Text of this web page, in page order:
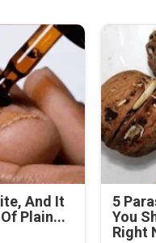
And It
Plain...
5
You
Right